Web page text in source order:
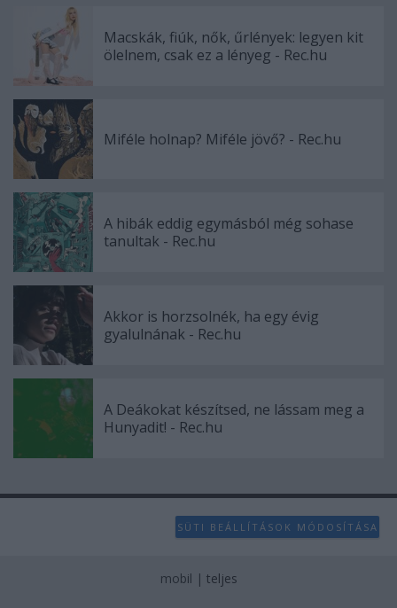
Macskák, fiúk, nők, űrlények: legyen kit
ölelnem, csak ez a lényeg - Rec.hu
Miféle holnap? Miféle jövő? - Rec.hu
A hibák eddig egymásból még sohase
tanultak - Rec.hu
Akkor is horzsolnék, ha egy évig
gyalulnának - Rec.hu
A Deákokat készítsed, ne lássam meg a
Hunyadit! - Rec.hu
SÜTI BEÁLLÍTÁSOK MÓDOSÍTÁSA
mobil | teljes